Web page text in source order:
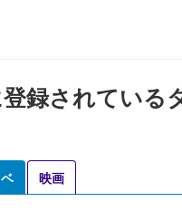
録されている
映画